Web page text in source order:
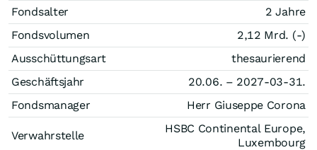
Fondsalter
2 Jahre
Fondsvolumen
2,12 Mrd. (-)
Ausschüttungsart
thesaurierend
Geschäftsjahr
20.06. – 2027-03-31.
Fondsmanager
Herr Giuseppe Corona
Verwahrstelle
HSBC Continental Europe,
Luxembourg